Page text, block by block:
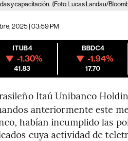
y capacitación. (Foto: Lucas Landau/
2025 | 03:59 PM
ITUB4
-1.30%
41.83
BBDC4
-1.94%
17.70
Itaú Unibanco
anteriormente este
habían incumplido las
cuya actividad de